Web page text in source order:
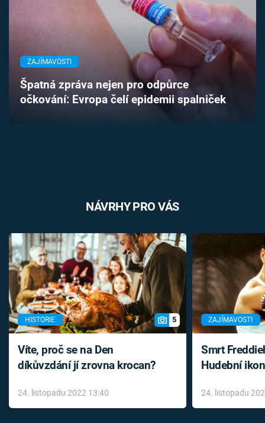
Časopis
Sledujte prima+
ZAJÍMAVOSTI
Špatná zpráva nejen pro odpůrce
očkování: Evropa čelí epidemii spalniček
NÁVRHY PRO VÁS
HISTORIE 5
Víte, proč se na Den
díkůvzdání jí zrovna krocan?
24. listopadu 2022 13:40
ZAJÍMAVOSTI
Smrt
Hudební
léky
24. listopadu